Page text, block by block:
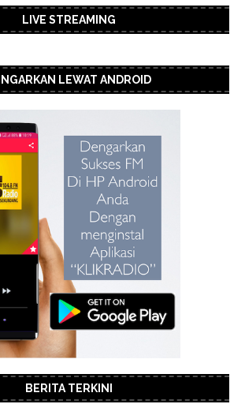
LIVE STREAMING
LEWAT ANDROID
BERITA TERKINI